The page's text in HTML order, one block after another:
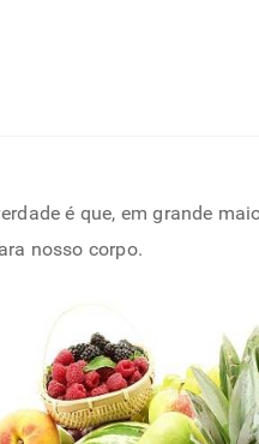
é que, em grande
nosso corpo.